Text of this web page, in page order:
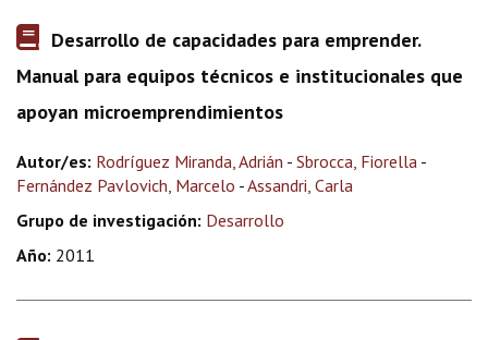
Desarrollo de capacidades para emprender.
Manual para equipos técnicos e institucionales que
apoyan microemprendimientos
Autor/es: Rodríguez Miranda, Adrián - Sbrocca, Fiorella -
Fernández Pavlovich, Marcelo -Assandri, Carla
Grupo de investigación: Desarrollo
Año: 2011